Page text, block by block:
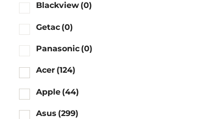
Blackview (0)
Getac (0)
Panasonic (0)
Acer (124)
Apple (44)
Asus (299)